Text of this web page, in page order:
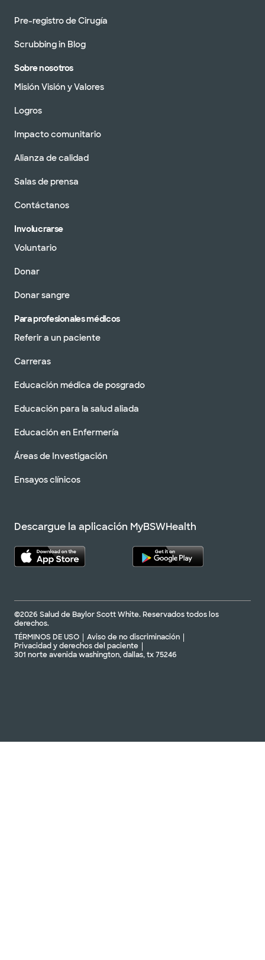
Pre-registro de Cirugía
Scrubbing in Blog
Sobre nosotros
Misión Visión y Valores
Logros
Impacto comunitario
Alianza de calidad
Salas de prensa
Contáctanos
Involucrarse
Voluntario
Donar
Donar sangre
Para profesionales médicos
Referir a un paciente
Carreras
Educación médica de posgrado
Educación para la salud aliada
Educación en Enfermería
Áreas de Investigación
Ensayos clínicos
Descargue la aplicación MyBSWHealth
©2026 Salud de Baylor Scott White. Reservados todos los
derechos.
TÉRMINOS DE USO
Aviso de no discriminación
Privacidad y derechos del paciente
301 norte avenida washington, dallas, tx 75246